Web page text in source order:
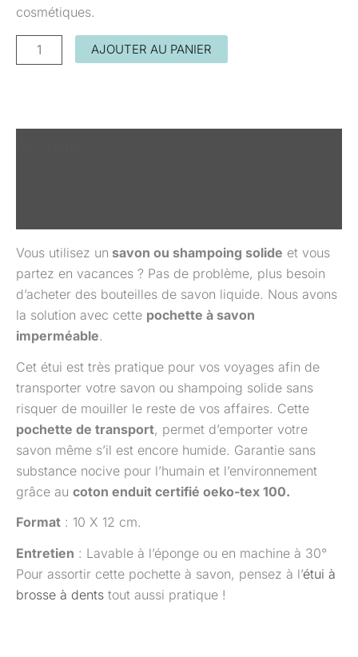
cosmétiques.
AJOUTER AU PANIER
Vous utilisez un savon ou shampoing solide et vous
partez en vacances ? Pas de problème, plus besoin
d’acheter des bouteilles de savon liquide. Nous avons
la solution avec cette pochette à savon
imperméable.
Cet étui est très pratique pour vos voyages afin de
transporter votre savon ou shampoing solide sans
risquer de mouiller le reste de vos affaires. Cette
pochette de transport, permet d’emporter votre
savon même s’il est encore humide. Garantie sans
substance nocive pour l’humain et l’environnement
grâce au coton enduit certifié oeko-tex 100.
Format : 10 X 12 cm.
Entretien : Lavable à l’éponge ou en machine à 30°
Pour assortir cette pochette à savon, pensez à l’étui à
brosse à dents tout aussi pratique !